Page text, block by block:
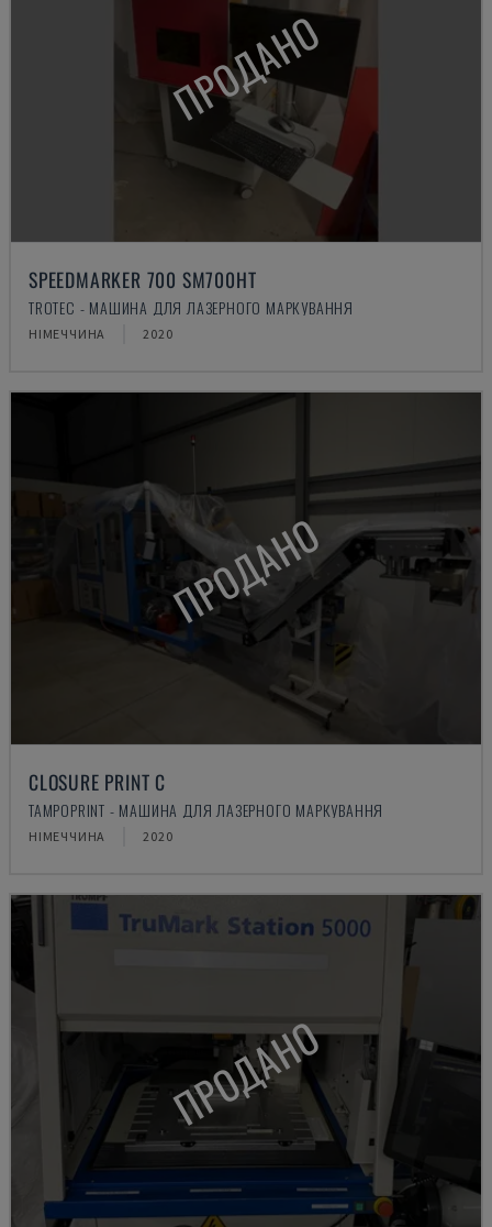
ПРОДАНО
SPEEDMARKER 700 SM700HT
TROTEC - МАШИНА ДЛЯ ЛАЗЕРНОГО МАРКУВАННЯ
НІМЕЧЧИНА 2020
ПРОДАНО
CLOSURE PRINT C
TAMPOPRINT - МАШИНА ДЛЯ ЛАЗЕРНОГО МАРКУВАННЯ
НІМЕЧЧИНА 2020
ПРОДАНО